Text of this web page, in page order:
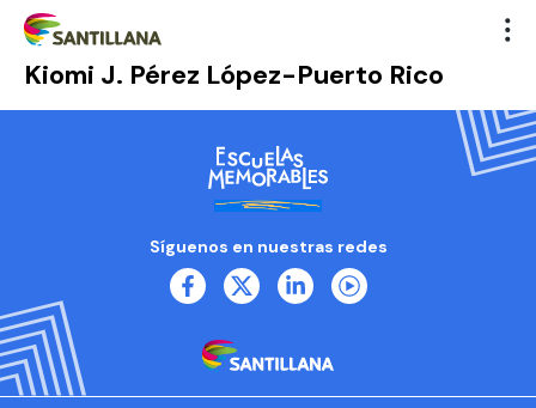
Kiomi J. Pérez López-Puerto Rico
Síguenos en nuestras redes